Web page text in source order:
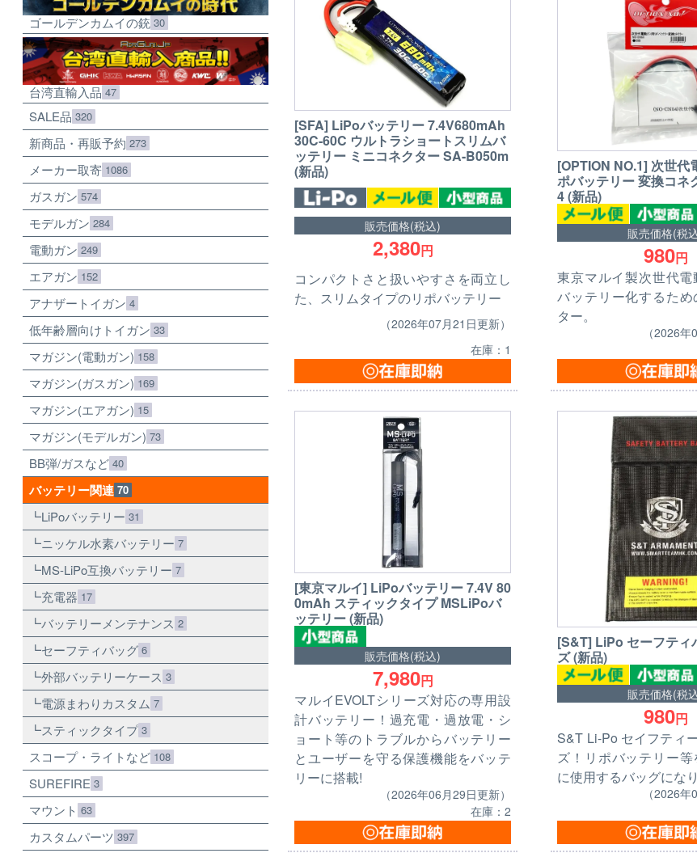
[SFA] LiPoバッテリー 7.4V680mAh
30C-60C ウルトラショートスリムバ
ッテリー ミニコネクター SA-B050m
(新品)
販売価格(税込)
2,380円
コンパクトさと扱いやすさを両立し
た、スリムタイプのリポバッテリー
（2026年07月21日更新）
在庫：1
[OPTION NO.1] 次世代
ポバッテリー 変換コネ
4 (新品)
販売価格(税
980円
東京マルイ製次世代
バッテリー化するため
ター。
（2026年
[東京マルイ] LiPoバッテリー 7.4V 80
0mAh スティックタイプ MSLiPoバ
ッテリー (新品)
販売価格(税込)
7,980円
マルイEVOLTシリーズ対応の専用設
計バッテリー！過充電・過放電・シ
ョート等のトラブルからバッテリー
とユーザーを守る保護機能をバッテ
リーに搭載!
（2026年06月29日更新）
在庫：2
[S&T] LiPo セーフティ
ズ (新品)
販売価格(税
980円
S&T Li-Po セイフティ
ズ！リポバッテリー
に使用するバッグになり
（2026年
ゴールデンカムイの銃 30
台湾直輸入品 47
SALE品 320
新商品・再販予約 273
メーカー取寄 1086
ガスガン 574
モデルガン 284
電動ガン 249
エアガン 152
アナザートイガン 4
低年齢層向けトイガン 33
マガジン(電動ガン) 158
マガジン(ガスガン) 169
マガジン(エアガン) 15
マガジン(モデルガン) 73
BB弾/ガスなど 40
バッテリー関連 70
LiPoバッテリー 31
ニッケル水素バッテリー 7
MS-LiPo互換バッテリー 7
充電器 17
バッテリーメンテナンス 2
セーフティバッグ 6
外部バッテリーケース 3
電源まわりカスタム 7
スティックタイプ 3
スコープ・ライトなど 108
SUREFIRE 3
マウント 63
カスタムパーツ 397